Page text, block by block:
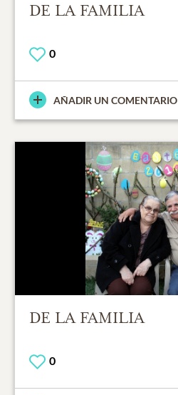
DE LA FAMILIA
0
AÑADIR UN COMENTARIO
DE LA FAMILIA
0